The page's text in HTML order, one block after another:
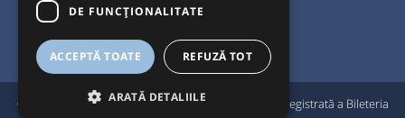
© Bileteria 2004-2026 | Autogari.RO®
este marcă înregistrată a Bileteria
DE FUNCŢIONALITATE
ACCEPTĂ TOATE REFUZĂ TOT
ARATĂ DETALIILE